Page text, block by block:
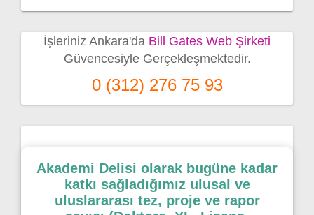
İşleriniz Ankara'da Bill Gates Web Şirketi
Güvencesiyle Gerçekleşmektedir.
0 (312) 276 75 93
Akademi Delisi olarak bugüne kadar
katkı sağladığımız ulusal ve
uluslararası tez, proje ve rapor